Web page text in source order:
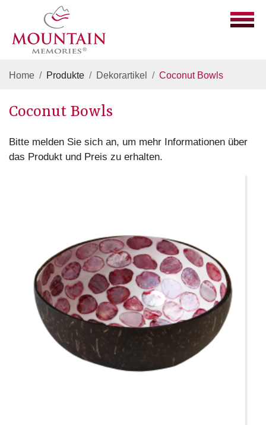
Home Produkte Dekorartikel Coconut Bowls
Coconut Bowls
Bitte melden Sie sich an, um mehr Informationen über
das Produkt und Preis zu erhalten.